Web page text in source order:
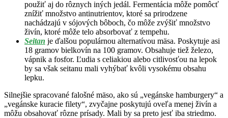
použiť aj do rôznych iných jedál. Fermentácia môže pomôcť
znížiť množstvo antinutrientov, ktoré sa prirodzene
nachádzajú v sójových bôboch, čo môže zvýšiť množstvo
živín, ktoré môže telo absorbovať z tempehu.
Seitan je ďalšou populárnou alternatívou mäsa. Poskytuje asi
18 gramov bielkovín na 100 gramov. Obsahuje tiež železo,
vápnik a fosfor. Ľudia s celiakiou alebo citlivosťou na lepok
by sa však seitanu mali vyhýbať kvôli vysokému obsahu
lepku.
Silnejšie spracované falošné mäso, ako sú „vegánske hamburgery“ a
„vegánske kuracie filety“, zvyčajne poskytujú oveľa menej živín a
môžu obsahovať rôzne prísady. Mali by sa preto jesť iba striedmo.